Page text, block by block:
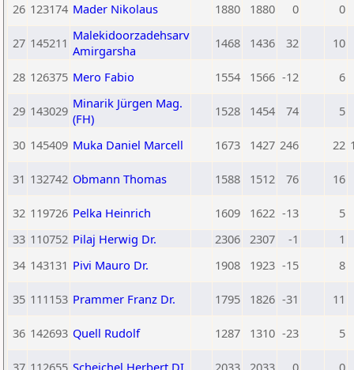
26 123174 Mader Nikolaus 1880 1880 0 0
27 145211 Malekidoorzadehsarv
Amirgarsha
1468 1436 32 10
28 126375 Mero Fabio 1554 1566 -12 6
29 143029 Minarik Jürgen Mag.
(FH)
1528 1454 74 5
30 145409 Muka Daniel Marcell 1673 1427 246 22
31 132742 Obmann Thomas 1588 1512 76 16
32 119726 Pelka Heinrich 1609 1622 -13
5
33 110752 Pilaj Herwig Dr. 2306 2307 -1
1
34 143131 Pivi Mauro Dr. 1908 1923 -15 8
35 111153 Prammer Franz Dr. 1795 1826 -31 11
36 142693 Quell Rudolf 1287 1310 -23 5
37 112655 Scheichel Herbert DI. 2033 2033 0 0